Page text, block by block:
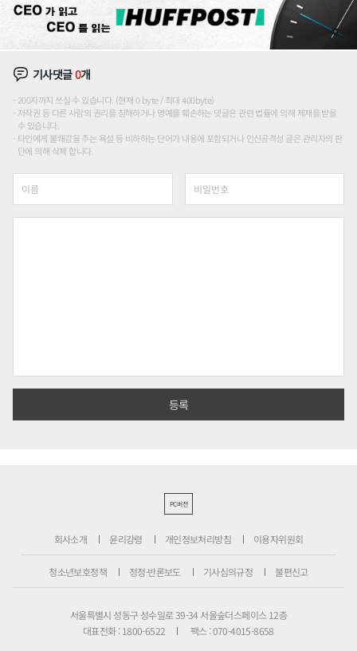
기사댓글0개
200자까지 쓰실 수 있습니다. (현재 0 byte / 최대 400byte)
저작권 등 다른 사람의 권리를 침해하거나 명예를 훼손하는 댓글은 관련 법률에 의해 제재를 받을
수 있습니다.
타인에게 불쾌감을 주는 욕설 등 비하하는 단어가 내용에 포함되거나 인신공격성 글은 관리자의 판
단에 의해 삭제 합니다.
PC버전
회사소개 윤리강령 개인정보처리방침 이용자위원회
청소년보호정책 정정·반론보도 기사심의규정 불편신고
서울특별시 성동구 성수일로 39-34 서울숲더스페이스 12층
대표전화 : 1800-6522
팩스 : 070-4015-8658